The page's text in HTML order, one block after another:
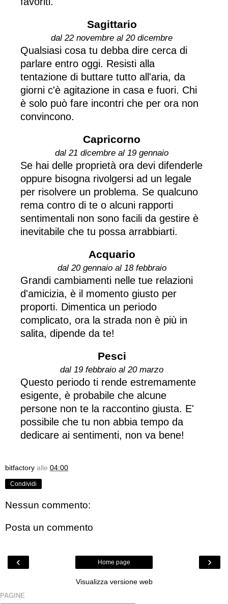
Sagittario
dal 22 novembre al 20 dicembre
Qualsiasi cosa tu debba dire cerca di
parlare entro oggi. Resisti alla
tentazione di buttare tutto all'aria, da
giorni c'è agitazione in casa e fuori. Chi
è solo può fare incontri che per ora non
convincono.
Capricorno
dal 21 dicembre al 19 gennaio
Se hai delle proprietà ora devi difenderle
oppure bisogna rivolgersi ad un legale
per risolvere un problema. Se qualcuno
rema contro di te o alcuni rapporti
sentimentali non sono facili da gestire è
inevitabile che tu possa arrabbiarti.
Acquario
dal 20 gennaio al 18 febbraio
Grandi cambiamenti nelle tue relazioni
d'amicizia, è il momento giusto per
proporti. Dimentica un periodo
complicato, ora la strada non è più in
salita, dipende da te!
Pesci
dal 19 febbraio al 20 marzo
Questo periodo ti rende estremamente
esigente, è probabile che alcune
persone non te la raccontino giusta. E'
possibile che tu non abbia tempo da
dedicare ai sentimenti, non va bene!
bitfactory alle 04:00
Condividi
Nessun commento:
Posta un commento
‹ ›
Home page
Visualizza versione web
PAGINE